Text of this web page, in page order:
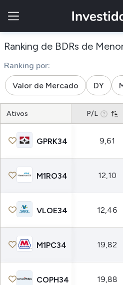
Ranking de BDRs de
Ranking por:
Valor de Mercado DY
Ativos P/L
GPRK34 9,61
M1RO34 12,10
VLOE34 12,46
M1PC34 19,82
COPH34 19,88